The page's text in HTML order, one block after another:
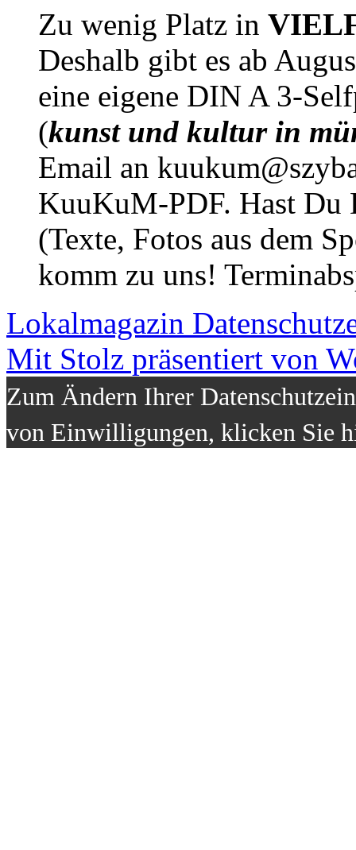
Zu wenig Platz in
Deshalb gibt es ab
eine eigene DIN A 3-
(kunst und kultur in
Email an
KuuKuM-PDF. Hast Du
(Texte, Fotos aus dem
komm zu uns!
Lokalmagazin
Mit Stolz präsentiert von
Zum Ändern Ihrer
von Einwilligungen, klicken Sie